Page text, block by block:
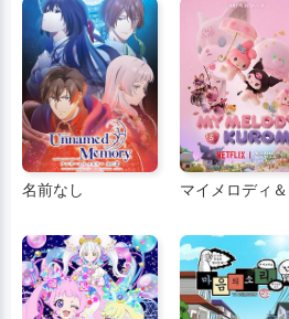
名前なし